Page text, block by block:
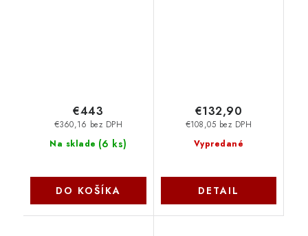
Na sklade (6 ks)
€360,16 bez DPH
€443
DO KOŠÍKA
Vypredané
€108,05 bez DPH
€132,90
DETAIL